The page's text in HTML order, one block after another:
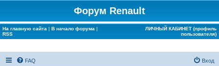
Форум Renault
На главную сайта | В начало форума |
RSS
ЛИЧНЫЙ КАБИНЕТ (профиль
пользователя)
FAQ Вход